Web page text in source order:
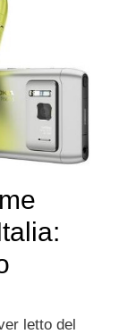
letto del